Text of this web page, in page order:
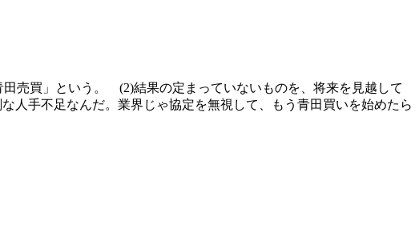
売買」という。 (2)結果の定まっていないものを、将来を見越して
人手不足なんだ。業界じゃ協定を無視して、もう青田買いを始めたら